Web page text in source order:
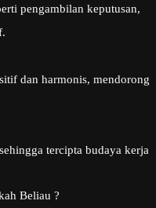
pengambilan keputusan,
dan harmonis, mendorong
tercipta budaya kerja
Beliau ?